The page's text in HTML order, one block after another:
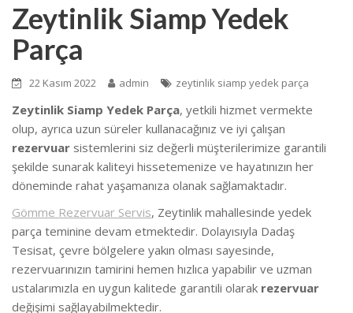
Zeytinlik Siamp Yedek
Parça
22 Kasım 2022 admin zeytinlik siamp yedek parça
Zeytinlik Siamp Yedek Parça, yetkili hizmet vermekte
olup, ayrıca uzun süreler kullanacağınız ve iyi çalışan
rezervuar sistemlerini siz değerli müşterilerimize garantili
şekilde sunarak kaliteyi hissetemenize ve hayatınızın her
döneminde rahat yaşamanıza olanak sağlamaktadır.
Gömme Rezervuar Servis, Zeytinlik mahallesinde yedek
parça teminine devam etmektedir. Dolayısıyla Dadaş
Tesisat, çevre bölgelere yakın olması sayesinde,
rezervuarınızın tamirini hemen hızlıca yapabilir ve uzman
ustalarımızla en uygun kalitede garantili olarak rezervuar
değişimi sağlayabilmektedir.